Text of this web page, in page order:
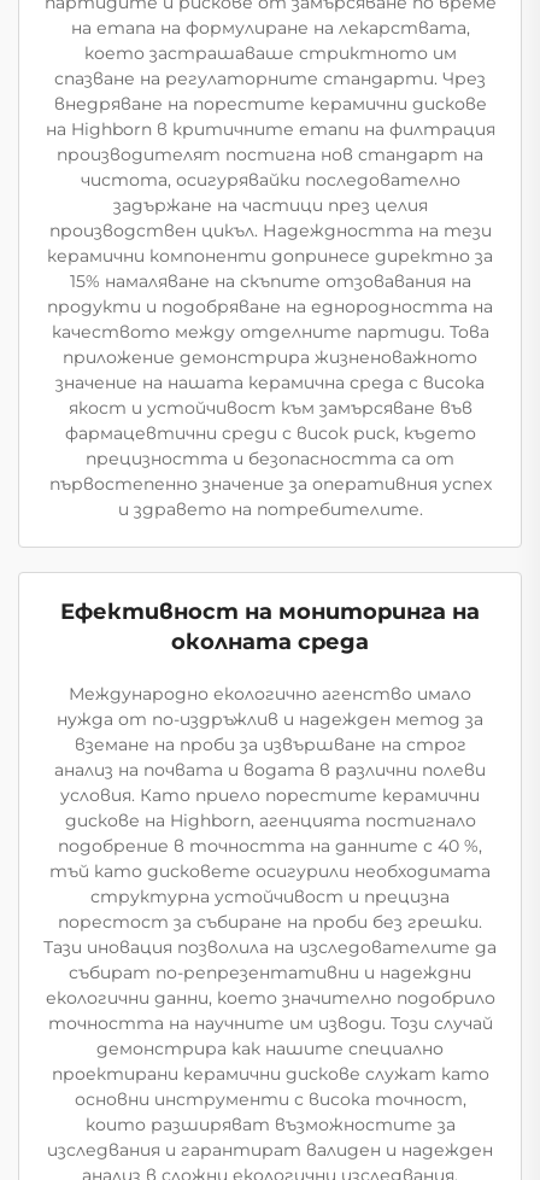
на етапа на формулиране на лекарствата,
което застрашаваше стриктното им
спазване на регулаторните стандарти. Чрез
внедряване на порестите керамични дискове
на Highborn в критичните етапи на филтрация
производителят постигна нов стандарт на
чистота, осигурявайки последователно
задържане на частици през целия
производствен цикъл. Надеждността на тези
керамични компоненти допринесе директно за
15% намаляване на скъпите отзовавания на
продукти и подобряване на еднородността на
качеството между отделните партиди. Това
приложение демонстрира жизненоважното
значение на нашата керамична среда с висока
якост и устойчивост към замърсяване във
фармацевтични среди с висок риск, където
прецизността и безопасността са от
първостепенно значение за оперативния успех
и здравето на потребителите.
Ефективност на мониторинга на
околната среда
Международно екологично агенство имало
нужда от по-издръжлив и надежден метод за
вземане на проби за извършване на строг
анализ на почвата и водата в различни полеви
условия. Като приело порестите керамични
дискове на Highborn, агенцията постигнало
подобрение в точността на данните с 40 %,
тъй като дисковете осигурили необходимата
структурна устойчивост и прецизна
порестост за събиране на проби без грешки.
Тази иновация позволила на изследователите да
събират по-репрезентативни и надеждни
екологични данни, което значително подобрило
точността на научните им изводи. Този случай
демонстрира как нашите специално
проектирани керамични дискове служат като
основни инструменти с висока точност,
които разширяват възможностите за
изследвания и гарантират валиден и надежден
анализ в сложни екологични изследвания.